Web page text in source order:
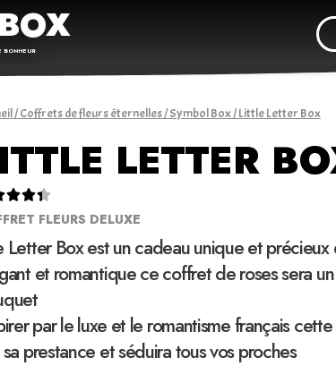
BONHEUR
/Coffrets de fleurs éternelles/Symbol Box/ Little Letter Box
LETTER

FLEURS DELUXE
Letter Box est un cadeau unique et précieux
et romantique ce coffret de roses sera
par le luxe et le romantisme français
prestance et séduira tous vos proches